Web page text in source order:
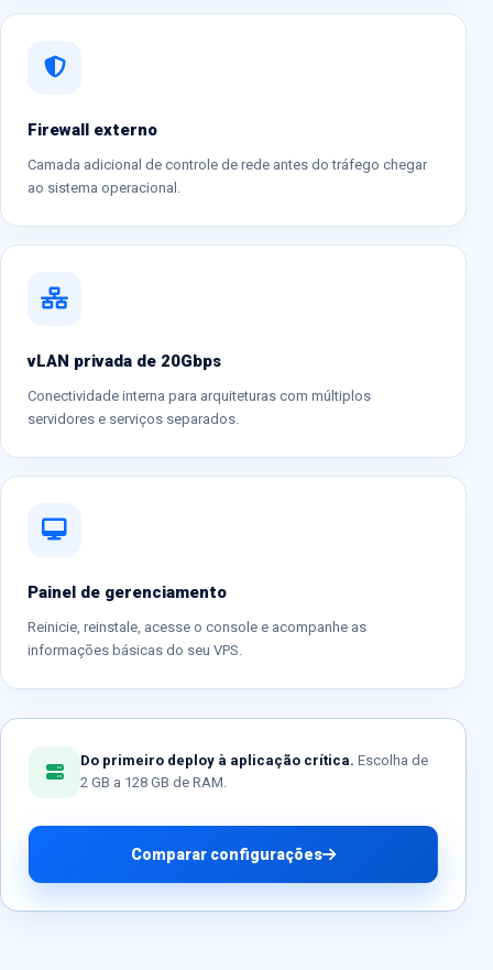
Firewall externo
Camada adicional de controle de rede antes do tráfego chegar
ao sistema operacional.
vLAN privada de 20Gbps
Conectividade interna para arquiteturas com múltiplos
servidores e serviços separados.
Painel de gerenciamento
Reinicie, reinstale, acesse o console e acompanhe as
informações básicas do seu VPS.
Do primeiro deploy à aplicação crítica. Escolha de
2 GB a 128 GB de RAM.
Comparar configurações